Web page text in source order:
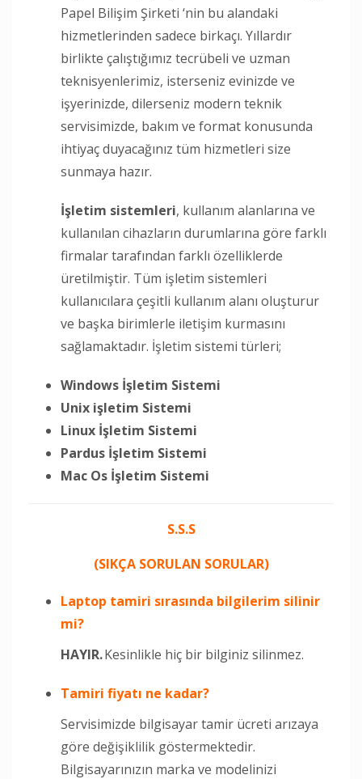
Papel Bilişim Şirketi ‘nin bu alandaki
hizmetlerinden sadece birkaçı. Yıllardır
birlikte çalıştığımız tecrübeli ve uzman
teknisyenlerimiz, isterseniz evinizde ve
işyerinizde, dilerseniz modern teknik
servisimizde, bakım ve format konusunda
ihtiyaç duyacağınız tüm hizmetleri size
sunmaya hazır.
İşletim sistemleri, kullanım alanlarına ve
kullanılan cihazların durumlarına göre farklı
firmalar tarafından farklı özelliklerde
üretilmiştir. Tüm işletim sistemleri
kullanıcılara çeşitli kullanım alanı oluşturur
ve başka birimlerle iletişim kurmasını
sağlamaktadır. İşletim sistemi türleri;
Windows İşletim Sistemi
Unix işletim Sistemi
Linux İşletim Sistemi
Pardus İşletim Sistemi
Mac Os İşletim Sistemi
S.S.S
(SIKÇA SORULAN SORULAR)
Laptop tamiri sırasında bilgilerim silinir
mi?
HAYIR.Kesinlikle hiç bir bilginiz silinmez.
Tamiri fiyatı ne kadar?
Servisimizde bilgisayar tamir ücreti arızaya
göre değişiklilik göstermektedir.
Bilgisayarınızın marka ve modelinizi